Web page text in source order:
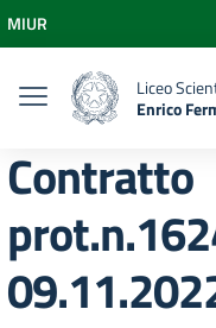
Vai al menu di
Vai al footer
MIUR
Liceo
Enrico
Contratto